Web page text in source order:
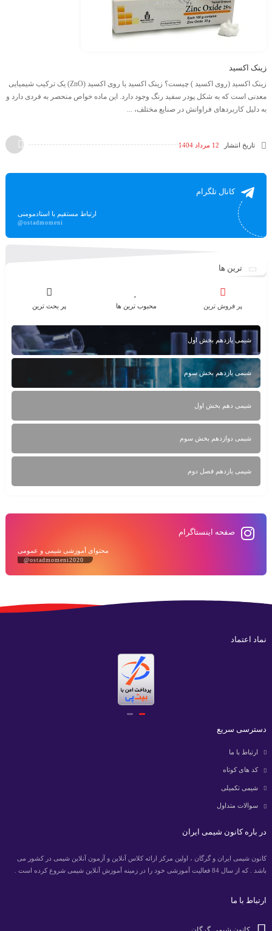
زینک اکسید
زینک اکسید (روی اکسید ) چیست؟ زینک اکسید یا روی اکسید (ZnO) یک ترکیب شیمیایی
معدنی است که به شکل پودر سفید رنگ وجود دارد. این ماده خواص منحصر به فردی دارد و
به دلیل کاربردهای فراوانش در صنایع مختلف، ...
تاریخ انتشار 12 مرداد 1404
کانال تلگرام
ارتباط مستقیم با استادمومنی
@ostadmomeni
ترین ها
پر فروش ترین محبوب ترین ها پر بحث ترین
شیمی یازدهم بخش اول
شیمی یازدهم بخش سوم
شیمی دهم بخش اول
شیمی دوازدهم بخش سوم
شیمی یازدهم فصل دوم
صفحه اینستاگرام
محتوای آموزشی شیمی و عمومی
@ostadmomeni2020
نماد اعتماد
دسترسی سریع
ارتباط با ما
کد های کوتاه
شیمی تکمیلی
سوالات متداول
در باره کانون شیمی ایران
کانون شیمی ایران و گرگان ، اولین مرکز ارائه کلاس آنلاین و آزمون آنلاین شیمی در کشور می
باشد . که از سال 84 فعالیت آموزشی خود را در زمینه آموزش آنلاین شیمی شروع کرده است .
ارتباط با ما